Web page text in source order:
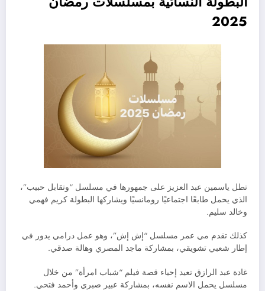
2025
تطل ياسمين عبد العزيز على جمهورها في مسلسل “وتقابل حبيب”،
الذي يحمل طابعًا اجتماعيًا رومانسيًا ويشاركها البطولة كريم فهمي
وخالد سليم.
كذلك تقدم مي عمر مسلسل “إش إش”، وهو عمل درامي يدور في
إطار شعبي تشويقي، بمشاركة ماجد المصري وهالة صدقي.
غادة عبد الرازق تعيد إحياء قصة فيلم “شباب امرأة” من خلال
مسلسل يحمل الاسم نفسه، بمشاركة عبير صبري وأحمد فتحي.